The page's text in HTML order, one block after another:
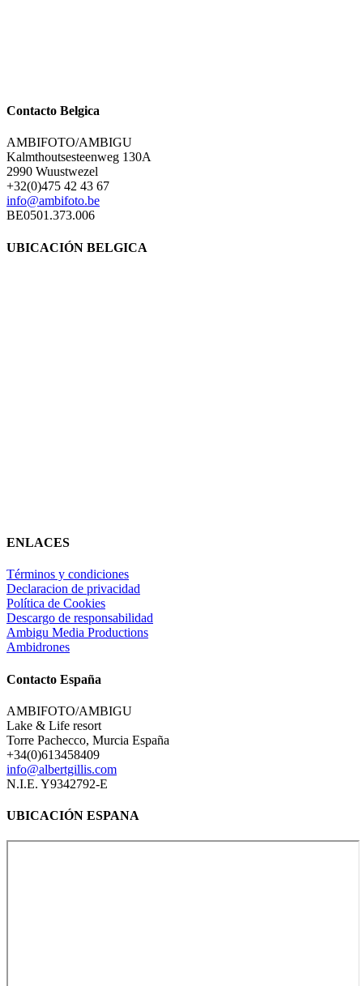
Contacto Belgica
AMBIFOTO/AMBIGU
Kalmthoutsesteenweg 130A
2990 Wuustwezel
+32(0)475 42 43 67
info@ambifoto.be
BE0501.373.006
UBICACIÓN BELGICA
ENLACES
Términos y condiciones
Declaracion de privacidad
Política de Cookies
Descargo de responsabilidad
Ambigu Media Productions
Ambidrones
Contacto España
AMBIFOTO/AMBIGU
Lake & Life resort
Torre Pachecco, Murcia España
+34(0)613458409
info@albertgillis.com
N.I.E. Y9342792-E
UBICACIÓN ESPANA